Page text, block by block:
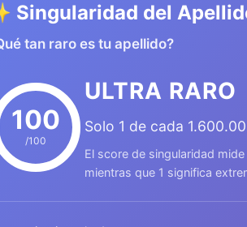
Singularidad del
tan raro es tu apellido?
100
/100
ULTRA RARO
Solo 1 de cada
El score de singularidad
mientras que 1 significa